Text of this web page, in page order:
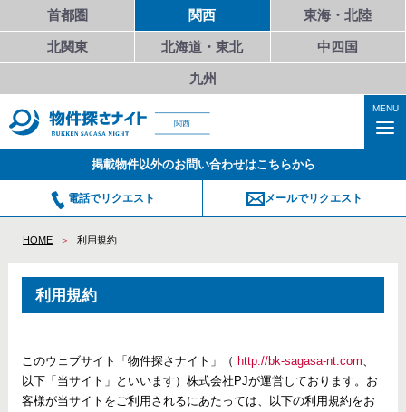
首都圏 関西 東海・北陸
北関東 北海道・東北 中四国
九州
関西
MENU
掲載物件以外のお問い合わせはこちらから
電話でリクエスト メールでリクエスト
HOME 利用規約
利用規約
このウェブサイト「物件探さナイト」（ http://bk-sagasa-nt.com、
以下「当サイト」といいます）株式会社PJが運営しております。お
客様が当サイトをご利用されるにあたっては、以下の利用規約をお